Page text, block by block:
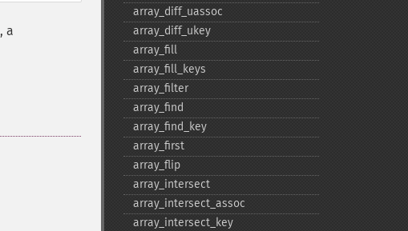
, а
array_​diff_​uassoc
array_​diff_​ukey
array_​fill
array_​fill_​keys
array_​filter
array_​find
array_​find_​key
array_​first
array_​flip
array_​intersect
array_​intersect_​assoc
array_​intersect_​key